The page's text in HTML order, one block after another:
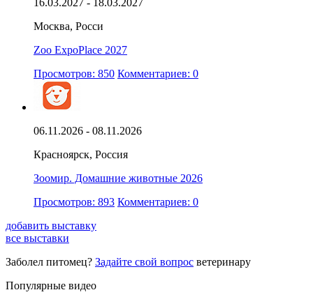
Москва, Росси
Zoo ExpoPlace 2027
Просмотров: 850 Комментариев: 0
06.11.2026 - 08.11.2026
Красноярск, Россия
Зоомир. Домашние животные 2026
Просмотров: 893 Комментариев: 0
добавить выставку
все выставки
Заболел питомец? Задайте свой вопрос ветеринару
Популярные видео